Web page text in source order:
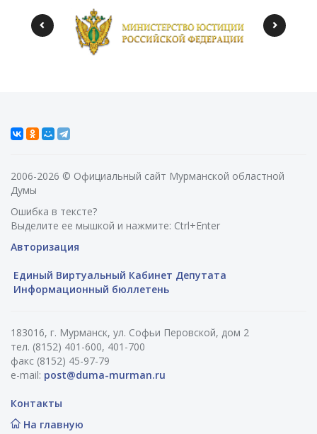
2006-2026 © Официальный сайт Мурманской областной
Думы
Ошибка в тексте?
Выделите ее мышкой и нажмите: Ctrl+Enter
Авторизация
Единый Виртуальный Кабинет Депутата
Информационный бюллетень
183016, г. Мурманск, ул. Софьи Перовской, дом 2
тел. (8152) 401-600, 401-700
факс (8152) 45-97-79
e-mail: post@duma-murman.ru
Контакты
На главную